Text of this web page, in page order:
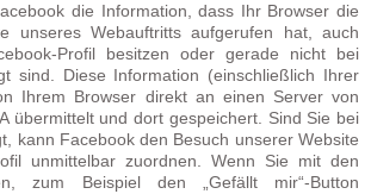
die Information, dass Ihr Browser die
unseres Webauftritts aufgerufen hat, auch
Profil besitzen oder gerade nicht bei
sind. Diese Information (einschließlich Ihrer
Ihrem Browser direkt an einen Server von
übermittelt und dort gespeichert. Sind Sie bei
kann Facebook den Besuch unserer Website
unmittelbar zuordnen. Wenn Sie mit den
zum Beispiel den „Gefällt mir“-Button